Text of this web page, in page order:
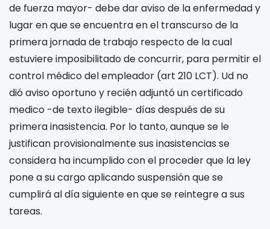
de fuerza mayor- debe dar aviso de la enfermedad y
lugar en que se encuentra en el transcurso de la
primera jornada de trabajo respecto de la cual
estuviere imposibilitado de concurrir, para permitir el
control médico del empleador (art 210 LCT). Ud no
dió aviso oportuno y recién adjuntó un certificado
medico -de texto ilegible- días después de su
primera inasistencia. Por lo tanto, aunque se le
justifican provisionalmente sus inasistencias se
considera ha incumplido con el proceder que la ley
pone a su cargo aplicando suspensión que se
cumplirá al día siguiente en que se reintegre a sus
tareas.